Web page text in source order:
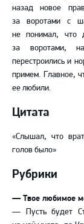
назад новое
за воротами с
не понимал, что
за воротами,
перестроились и
примем. Главное,
ее любили.
Цитата
«Слышал, что
голов было»
Рубрики
— Твое любимое
— Пусть будет